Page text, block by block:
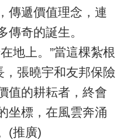
傳遞價值理念，連
傳奇的誕生。
上。”當這棵紮根
，張曉宇和友邦保險
值的耕耘者，終會
坐標，在風雲奔涌
(推廣)